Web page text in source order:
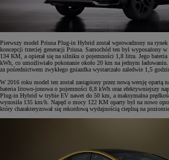
Pierwszy model Priusa Plug-in Hybrid został wprowadzony na
koncepcji trzeciej generacji Priusa. Samochód ten był wyposażony
134 KM, a opierał się na silniku o pojemności 1,8 litra. Jego
kWh, co umożliwiało pokonanie około 20 km na jednym ładowaniu.
za pośrednictwem zwykłego gniazdka wystarczało zaledwie 1,5
W 2016 roku model ten został zastąpiony przez nową wersję opartą
bateria litowo-jonowa o pojemności 8,8 kWh oraz efektywniejszy
Plug-in Hybrid w trybie EV nawet do 50 km, a maksymalna
wynosiła 135 km/h. Napęd o mocy 122 KM oparty był na nowo
który charakteryzował się rekordową wydajnością cieplną na